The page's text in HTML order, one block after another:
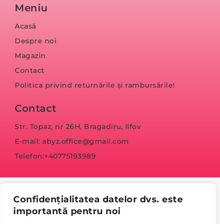
Confidențialitatea datelor dvs. este
importantă pentru noi
Meniu
Acasă
Despre noi
Magazin
Contact
Politica privind returnările și rambursările!
Contact
Str. Topaz, nr 26H, Bragadiru, Ilfov
E-mail: abyz.office@gmail.com
Telefon:+40775193989